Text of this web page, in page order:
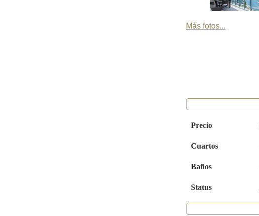
Más fotos...
Precio
Cuartos
Baños
Status